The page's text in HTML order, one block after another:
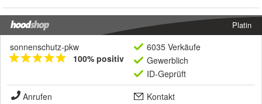
Platin
sonnenschutz-pkw
100% positiv
6035 Verkäufe
Gewerblich
ID-Geprüft
Anrufen
Kontakt